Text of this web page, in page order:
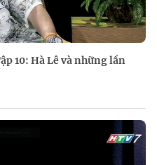
10: Hà Lê và những lần